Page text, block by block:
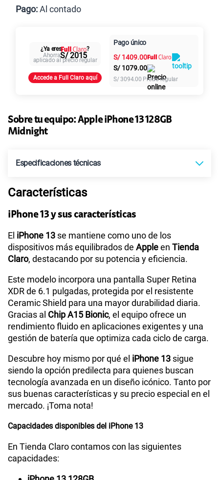
Paga solo
125GBen alta velocidad
79.90
S/69.90
Paga solo
Paga solo
175GBen alta velocidad
S/ 159.90
185GBen alta velocidad
S/189.90
200GBen alta velocidad
S/289.90
Pago:Al contado
Al contado Cuotas Claro
intereses
¿Ya eres
?
AhorraS/ 2015
aplicado al precio regular
Accede a Full Claro aquí
Pago único
S/ 1409.00
S/ 1079.00
S/3094.00 Precio regular
Sobre tu equipo:Apple iPhone 13 128GB
Midnight
Especificaciones técnicas
Tecnología de
Sistema operativo
Procesador A15 Bionic
Tamaño de Pantalla 2532 x 1170 pixeles a 460 ppi
WiFI
Peso 173 g
Bluetooth
Características
iPhone 13 y sus características
El iPhone 13 se mantiene como uno de los
dispositivos más equilibrados de Appleen Tienda
Claro, destacando por su potencia y eficiencia.
Este modelo incorpora una pantalla Super Retina
XDR de 6.1 pulgadas, protegida por el resistente
Ceramic Shield para una mayor durabilidad diaria.
Gracias al Chip A15 Bionic, el equipo ofrece un
rendimiento fluido en aplicaciones exigentes y una
gestión de batería que optimiza cada ciclo de carga.
Descubre hoy mismo por qué el iPhone 13 sigue
siendo la opción predilecta para quienes buscan
tecnología avanzada en un diseño icónico. Tanto por
sus buenas características y su precio especial en el
mercado. ¡Toma nota!
Capacidades disponibles del iPhone 13
En Tienda Claro contamos con las siguientes
capacidades: